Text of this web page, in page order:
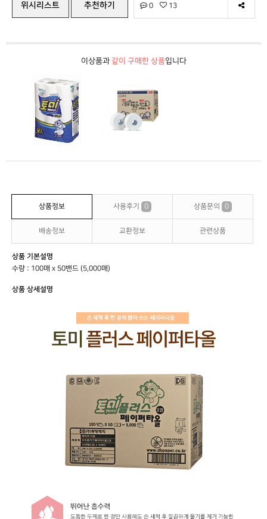
위시리스트 추천하기 0 13
이상품과 같이 구매한 상품입니다
상품정보 사용후기 0 상품문의 0
배송정보 교환정보 관련상품
상품 기본설명
수량 : 100매 x 50밴드 (5,000매)
상품 상세설명